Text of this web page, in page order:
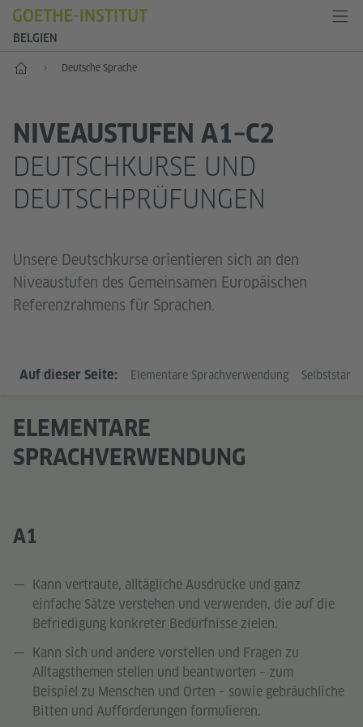
BELGIEN
Start Deutsche Sprache
NIVEAUSTUFEN A1–C2
DEUTSCHKURSE UND
DEUTSCHPRÜFUNGEN
Unsere Deutschkurse orientieren sich an den
Niveaustufen des Gemeinsamen Europäischen
Referenzrahmens für Sprachen.
Auf dieser Seite: Elementare Sprachverwendung
ELEMENTARE
SPRACHVERWENDUNG
A1
Kann vertraute, alltägliche Ausdrücke und ganz
einfache Sätze verstehen und verwenden, die auf die
Befriedigung konkreter Bedürfnisse zielen.
Kann sich und andere vorstellen und Fragen zu
Alltagsthemen stellen und beantworten – zum
Beispiel zu Menschen und Orten – sowie gebräuchliche
Bitten und Aufforderungen formulieren.